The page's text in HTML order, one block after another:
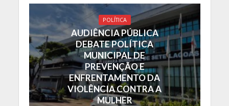
POLÍTICA
AUDIÊNCIA PÚBLICA
DEBATE POLÍTICA
MUNICIPAL DE
PREVENÇÃO E
ENFRENTAMENTO DA
VIOLÊNCIA CONTRA A
MULHER